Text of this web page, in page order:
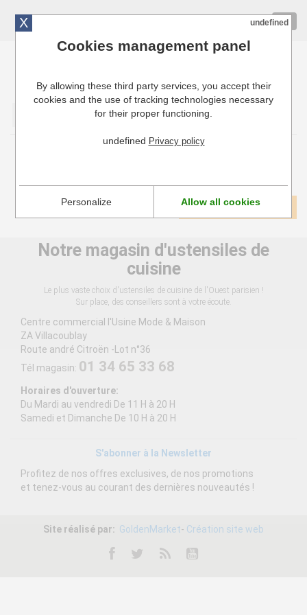
Cuisinresto: Ustensiles de cuisine pour professionnels
Voir tous les produits
Notre magasin d'ustensiles de
cuisine
Le plus vaste choix d'ustensiles de cuisine de l'Ouest parisien !
Sur place, des conseillers sont à votre écoute.
Centre commercial l'Usine Mode & Maison
ZA Villacoublay
Route andré Citroën -Lot n°36
Tél magasin: 01 34 65 33 68
Horaires d'ouverture:
Du Mardi au vendredi De 11 H à 20 H
Samedi et Dimanche De 10 H à 20 H
S'abonner à la Newsletter
Profitez de nos offres exclusives, de nos promotions
et tenez-vous au courant des dernières nouveautés !
Site réalisé par: GoldenMarket- Création site web
X undefined
Cookies management panel
By allowing these third party services, you accept their
cookies and the use of tracking technologies necessary
for their proper functioning.
undefined Privacy policy
Personalize Allow all cookies